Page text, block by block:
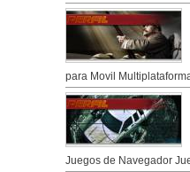
para Movil
Juegos de Navegador